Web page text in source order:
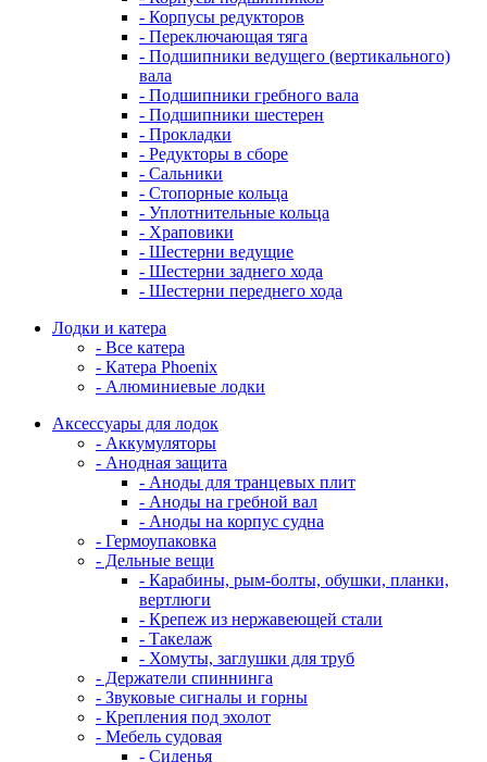
- Корпусы редукторов
- Переключающая тяга
- Подшипники ведущего (вертикального)
вала
- Подшипники гребного вала
- Подшипники шестерен
- Прокладки
- Редукторы в сборе
- Сальники
- Стопорные кольца
- Уплотнительные кольца
- Храповики
- Шестерни ведущие
- Шестерни заднего хода
- Шестерни переднего хода
Лодки и катера
- Все катера
- Катера Phoenix
- Алюминиевые лодки
Аксессуары для лодок
- Аккумуляторы
- Анодная защита
- Аноды для транцевых плит
- Аноды на гребной вал
- Аноды на корпус судна
- Гермоупаковка
- Дельные вещи
- Карабины, рым-болты, обушки, планки,
вертлюги
- Крепеж из нержавеющей стали
- Такелаж
- Хомуты, заглушки для труб
- Держатели спиннинга
- Звуковые сигналы и горны
- Крепления под эхолот
- Мебель судовая
- Сиденья